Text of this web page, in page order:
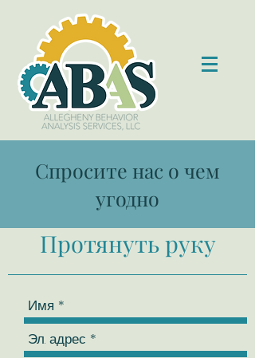
Спросите нас о чем
угодно
Протянуть руку